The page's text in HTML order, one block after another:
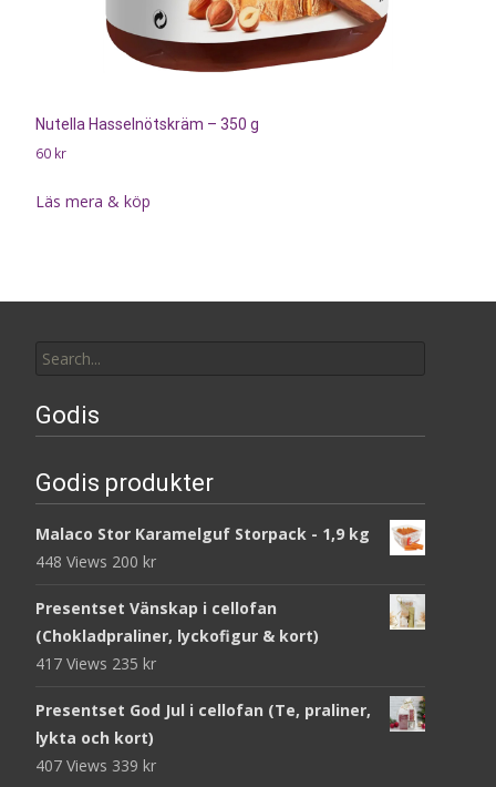
Nutella Hasselnötskräm – 350 g
60 kr
Läs mera & köp
for:
Godis
Godis produkter
Malaco Stor Karamelguf Storpack - 1,9 kg
448 Views 200 kr
Presentset Vänskap i cellofan
(Chokladpraliner, lyckofigur & kort)
417 Views 235 kr
Presentset God Jul i cellofan (Te, praliner,
lykta och kort)
407 Views 339 kr